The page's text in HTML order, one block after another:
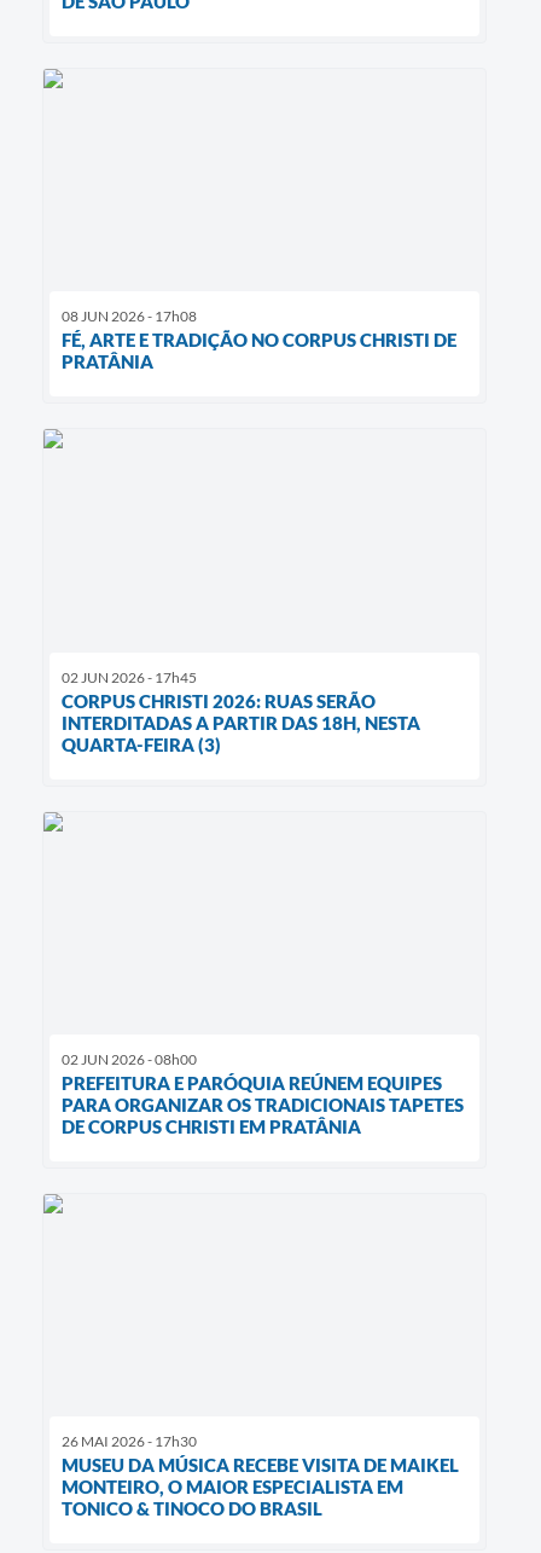
08 JUN 2026 - 17h08
FÉ, ARTE E TRADIÇÃO NO CORPUS CHRISTI DE
PRATÂNIA
02 JUN 2026 - 17h45
CORPUS CHRISTI 2026: RUAS SERÃO
INTERDITADAS A PARTIR DAS 18H, NESTA
QUARTA-FEIRA (3)
02 JUN 2026 - 08h00
PREFEITURA E PARÓQUIA REÚNEM EQUIPES
PARA ORGANIZAR OS TRADICIONAIS TAPETES
DE CORPUS CHRISTI EM PRATÂNIA
26 MAI 2026 - 17h30
MUSEU DA MÚSICA RECEBE VISITA DE MAIKEL
MONTEIRO, O MAIOR ESPECIALISTA EM
TONICO & TINOCO DO BRASIL